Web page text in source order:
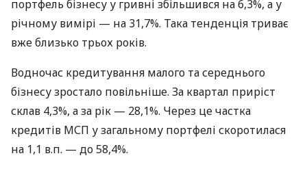
портфель бізнесу у гривні збільшився на 6,3%, а у
річному вимірі — на 31,7%. Така тенденція триває
вже близько трьох років.
Водночас кредитування малого та середнього
бізнесу зростало повільніше. За квартал приріст
склав 4,3%, а за рік — 28,1%. Через це частка
кредитів МСП у загальному портфелі скоротилася
на 1,1 в.п. — до 58,4%.